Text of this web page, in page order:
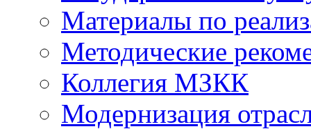
Материалы по
Методические
Коллегия МЗКК
Модернизация